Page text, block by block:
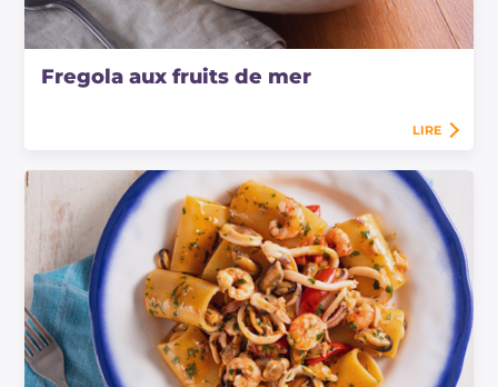
Fregola aux fruits de mer
LIRE